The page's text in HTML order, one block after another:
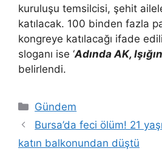
kuruluşu temsilcisi, şehit
katılacak. 100 binden fazla
kongreye katılacağı ifade
sloganı ise ‘Adında AK,
belirlendi.
Kategoriler
Gündem
Bursa’da feci ölüm! 21
katın balkonundan düştü